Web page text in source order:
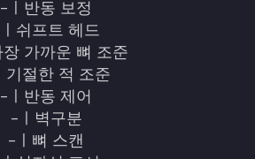
-ㅣ반동 보정
쉬프트 헤드
가까운 뼈 조준
기절한 적 조준
-ㅣ반동 제어
-ㅣ벽구분
-ㅣ뼈 스캔